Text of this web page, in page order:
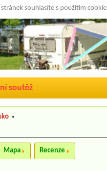
souhlasíte s použitím cookie
soutěž
»
Mapa Recenze